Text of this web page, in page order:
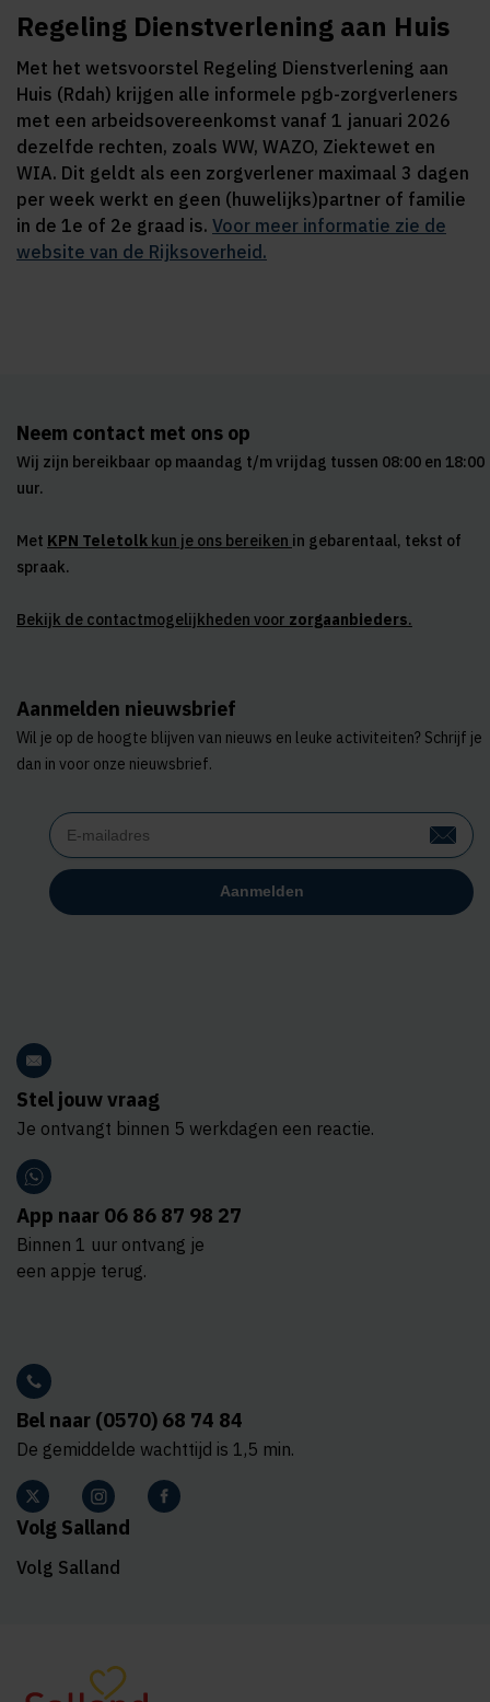
Regeling Dienstverlening aan Huis
Met het wetsvoorstel Regeling Dienstverlening aan
Huis (Rdah) krijgen alle informele pgb-zorgverleners
met een arbeidsovereenkomst vanaf 1 januari 2026
dezelfde rechten, zoals WW, WAZO, Ziektewet en
WIA. Dit geldt als een zorgverlener maximaal 3 dagen
per week werkt en geen (huwelijks)partner of familie
in de 1e of 2e graad is. Voor meer informatie zie de
website van de Rijksoverheid.
Neem contact met ons op
Wij zijn bereikbaar op maandag t/m vrijdag tussen 08:00 en 18:00
uur.
Met KPN Teletolk kun je ons bereiken in gebarentaal, tekst of
spraak.
Bekijk de contactmogelijkheden voor zorgaanbieders.
Aanmelden nieuwsbrief
Wil je op de hoogte blijven van nieuws en leuke activiteiten? Schrijf je
dan in voor onze nieuwsbrief.
Stel jouw vraag
Je ontvangt binnen 5 werkdagen een reactie.
App naar 06 86 87 98 27
Binnen 1 uur ontvang je
een appje terug.
Bel naar (0570) 68 74 84
De gemiddelde wachttijd is 1,5 min.
Volg Salland
Volg Salland